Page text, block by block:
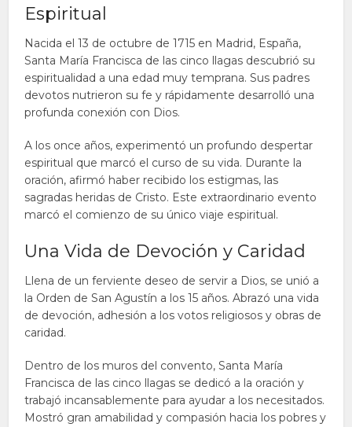
Espiritual
Nacida el 13 de octubre de 1715 en Madrid, España,
Santa María Francisca de las cinco llagas descubrió su
espiritualidad a una edad muy temprana. Sus padres
devotos nutrieron su fe y rápidamente desarrolló una
profunda conexión con Dios.
A los once años, experimentó un profundo despertar
espiritual que marcó el curso de su vida. Durante la
oración, afirmó haber recibido los estigmas, las
sagradas heridas de Cristo. Este extraordinario evento
marcó el comienzo de su único viaje espiritual.
Una Vida de Devoción y Caridad
Llena de un ferviente deseo de servir a Dios, se unió a
la Orden de San Agustín a los 15 años. Abrazó una vida
de devoción, adhesión a los votos religiosos y obras de
caridad.
Dentro de los muros del convento, Santa María
Francisca de las cinco llagas se dedicó a la oración y
trabajó incansablemente para ayudar a los necesitados.
Mostró gran amabilidad y compasión hacia los pobres y